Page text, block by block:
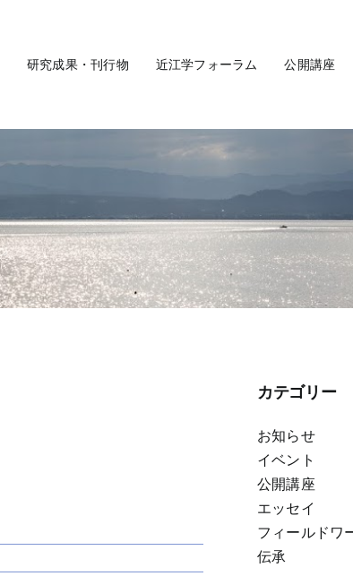
研究成果・刊行物 近江学フォーラム 公開講座
カテゴリー
お知らせ
イベント
公開講座
エッセイ
フィールドワ
伝承